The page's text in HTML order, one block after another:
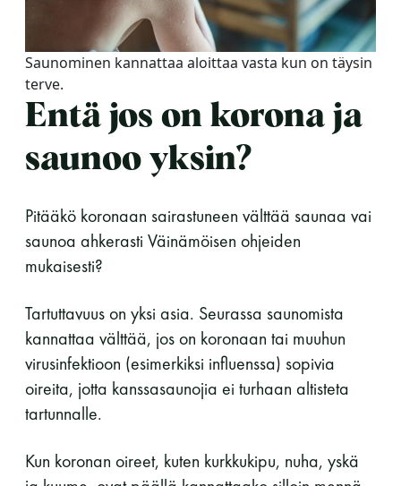
Saunominen kannattaa aloittaa vasta kun on täysin
terve.
Entä jos on korona ja
saunoo yksin?
Pitääkö koronaan sairastuneen välttää saunaa vai
saunoa ahkerasti Väinämöisen ohjeiden
mukaisesti?
Tartuttavuus on yksi asia. Seurassa saunomista
kannattaa välttää, jos on koronaan tai muuhun
virusinfektioon (esimerkiksi influenssa) sopivia
oireita, jotta kanssasaunojia ei turhaan altisteta
tartunnalle.
Kun koronan oireet, kuten kurkkukipu, nuha, yskä